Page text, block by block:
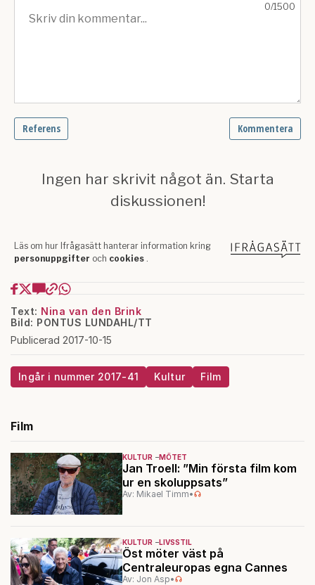
Text: Nina van den Brink
Bild: PONTUS LUNDAHL/TT
Publicerad 2017-10-15
Ingår i nummer 2017-41 Kultur Film
Film
KULTUR MÖTET
Jan Troell: ”Min första film kom
ur en skoluppsats”
Av: Mikael Timm•
KULTUR LIVSSTIL
Öst möter väst på
Centraleuropas egna Cannes
Av: Jon Asp•